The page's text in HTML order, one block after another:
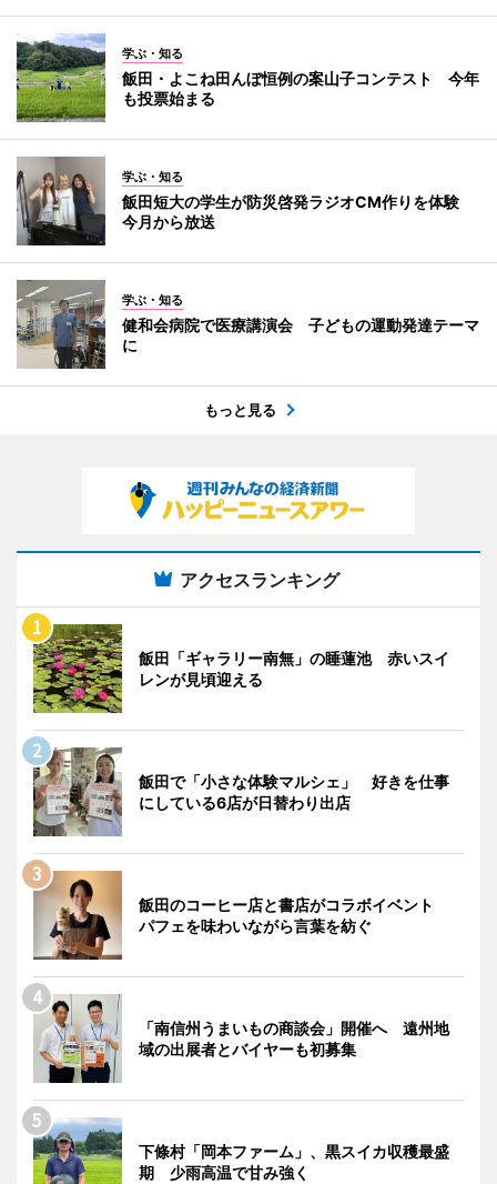
学ぶ・知る
飯田・よこね田んぼ恒例の案山子コンテスト 今年
も投票始まる
学ぶ・知る
飯田短大の学生が防災啓発ラジオCM作りを体験
今月から放送
学ぶ・知る
健和会病院で医療講演会 子どもの運動発達テーマ
に
もっと見る
アクセスランキング
飯田「ギャラリー南無」の睡蓮池 赤いスイ
レンが見頃迎える
飯田で「小さな体験マルシェ」 好きを仕事
にしている6店が日替わり出店
飯田のコーヒー店と書店がコラボイベント
パフェを味わいながら言葉を紡ぐ
「南信州うまいもの商談会」開催へ 遠州地
域の出展者とバイヤーも初募集
下條村「岡本ファーム」、黒スイカ収穫最盛
期 少雨高温で甘み強く